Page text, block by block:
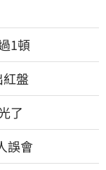
1頓
盤
了
誤會